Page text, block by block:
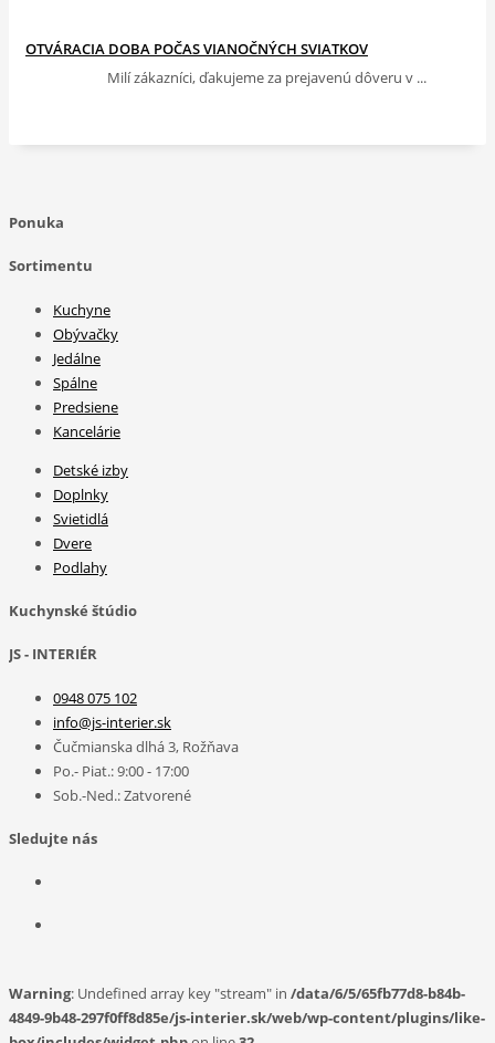
OTVÁRACIA DOBA POČAS VIANOČNÝCH SVIATKOV
Milí zákazníci, ďakujeme za prejavenú dôveru v ...
Ponuka
Sortimentu
Kuchyne
Obývačky
Jedálne
Spálne
Predsiene
Kancelárie
Detské izby
Doplnky
Svietidlá
Dvere
Podlahy
Kuchynské štúdio
JS - INTERIÉR
0948 075 102
info@js-interier.sk
Čučmianska dlhá 3, Rožňava
Po.- Piat.: 9:00 - 17:00
Sob.-Ned.: Zatvorené
Sledujte nás
Warning: Undefined array key "stream" in /data/6/5/65fb77d8-b84b-
4849-9b48-297f0ff8d85e/js-interier.sk/web/wp-content/plugins/like-